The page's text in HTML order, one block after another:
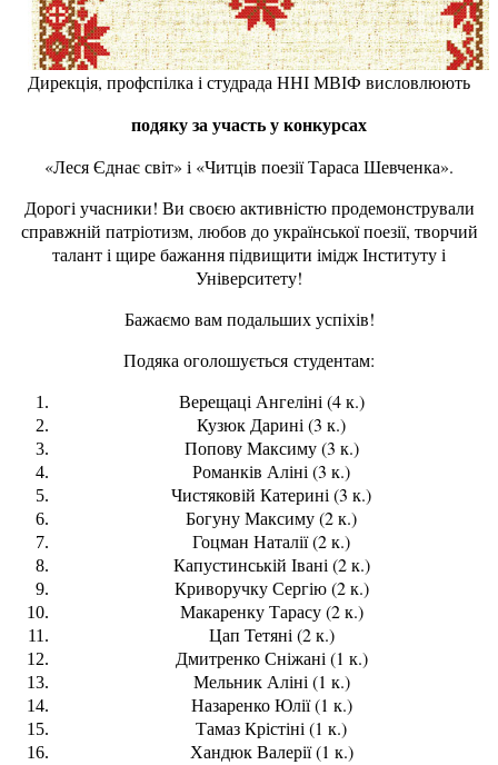
Дирекція, профспілка і студрада ННІ МВІФ висловлюють
подяку за участь у конкурсах
«Леся Єднає світ» і «Читців поезії Тараса Шевченка».
Дорогі учасники! Ви своєю активністю продемонстрували
справжній патріотизм, любов до української поезії, творчий
талант і щире бажання підвищити імідж Інституту і
Університету!
Бажаємо вам подальших успіхів!
Подяка оголошується студентам:
Верещаці Ангеліні (4 к.)
Кузюк Дарині (3 к.)
Попову Максиму (3 к.)
Романків Аліні (3 к.)
Чистяковій Катерині (3 к.)
Богуну Максиму (2 к.)
Гоцман Наталії (2 к.)
Капустинській Івані (2 к.)
Криворучку Сергію (2 к.)
Макаренку Тарасу (2 к.)
Цап Тетяні (2 к.)
Дмитренко Сніжані (1 к.)
Мельник Аліні (1 к.)
Назаренко Юлії (1 к.)
Тамаз Крістіні (1 к.)
Хандюк Валерії (1 к.)